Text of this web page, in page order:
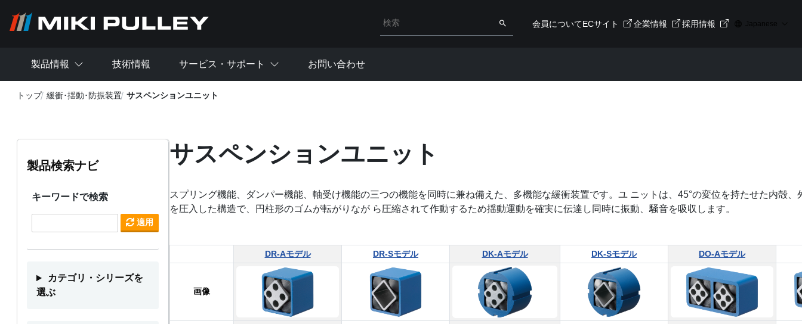
検索キーワード入力 検索
会員についてECサイト 企業情報 採用情報 Japanese
製品情報 技術情報 サービス・サポート お問い合わせ
トップ 緩衝･揺動･防振装置 サスペンションユニット
製品検索ナビ
キーワードで検索
適用
カテゴリ・シリーズを
選ぶ
サスペンションユニット
スプリング機能、ダンパー機能、軸受け機能の三つの機能を同時に兼ね備えた、多機能な緩衝装置です。ユ ニットは、45°の変位を持たせた内殻、
を圧入した構造で、円柱形のゴムが転がりなが ら圧縮されて作動するため揺動運動を確実に伝達し同時に振動、騒音を吸収します。
DR-Aモデル DR-Sモデル DK-Aモデル DK-Sモデル DO-Aモデル
画像